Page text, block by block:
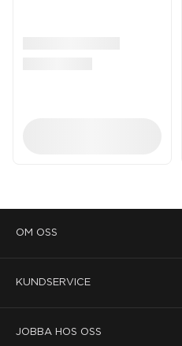
OM OSS
KUNDSERVICE
JOBBA HOS OSS